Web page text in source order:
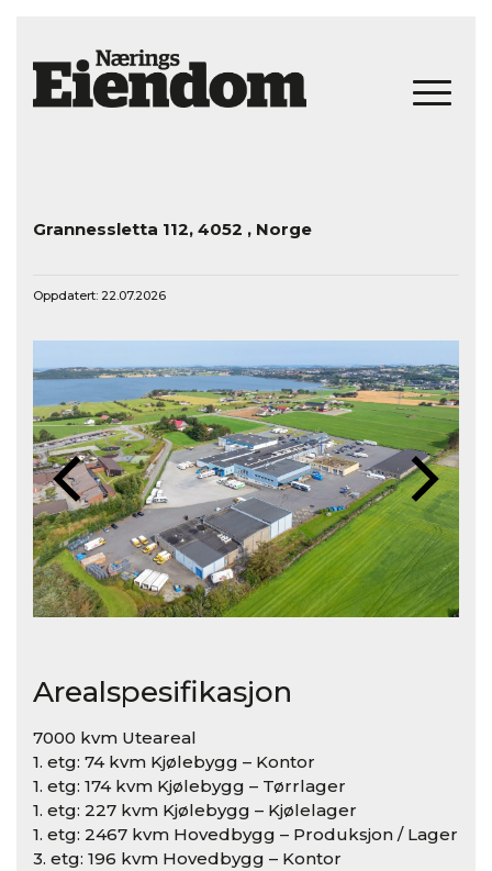
Grannessletta 112, 4052 , Norge
Oppdatert: 22.07.2026
Arealspesifikasjon
7000 kvm Uteareal
1. etg: 74 kvm Kjølebygg – Kontor
1. etg: 174 kvm Kjølebygg – Tørrlager
1. etg: 227 kvm Kjølebygg – Kjølelager
1. etg: 2467 kvm Hovedbygg – Produksjon / Lager
3. etg: 196 kvm Hovedbygg – Kontor